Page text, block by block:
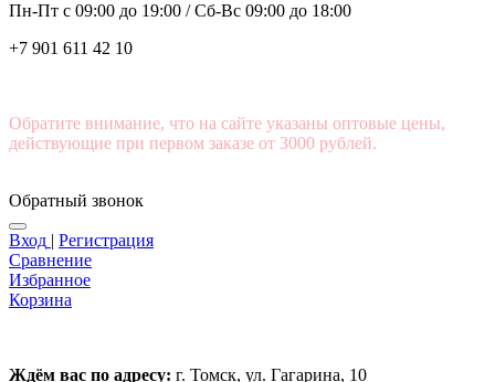
Пн-Пт с 09:00 до 19:00 /Сб-Вс 09:00 до 18:00
+7 901 611 42 10
Обратите внимание, что на сайте указаны оптовые цены,
действующие при первом заказе от 3000 рублей.
Обратный звонок
Вход | Регистрация
Сравнение
Избранное
Корзина
Ждём вас по адресу: г. Томск, ул. Гагарина, 10